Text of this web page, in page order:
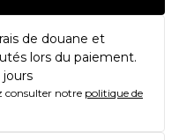
de douane et
lors du paiement.
jours
consulter notre politique de